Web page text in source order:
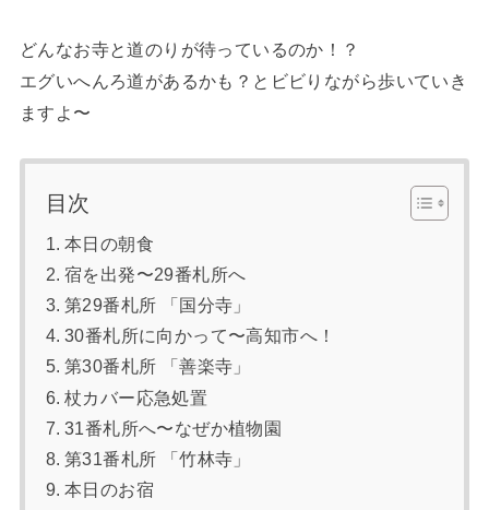
どんなお寺と道のりが待っているのか！？
エグいへんろ道があるかも？とビビりながら歩いていき
ますよ〜
目次
本日の朝食
宿を出発〜29番札所へ
第29番札所 「国分寺」
30番札所に向かって〜高知市へ！
第30番札所 「善楽寺」
杖カバー応急処置
31番札所へ〜なぜか植物園
第31番札所 「竹林寺」
本日のお宿